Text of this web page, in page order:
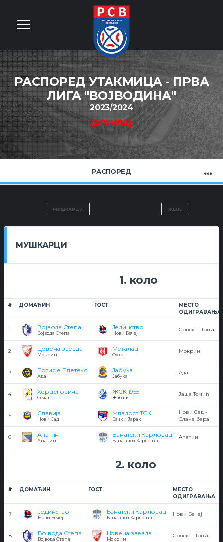
РАСПОРЕД УТАКМИЦА - ПРВА
ЛИГА ''ВОЈВОДИНА''
2023/2024
(АРХИВА)
РАСПОРЕД
МУШКАРЦИ ЖЕНЕ
МУШКАРЦИ
1. коло
# ДОМАЋИН ГОСТ
МЕСТО
ОДИГРАВАЊА
1 Војвода Степа
Војвода Степа
Јединство
Нови Бечеј
Српска Црња
2 Црвена звезда
Мокрин
Металац
Футог
Мокрин
3 Потисје Плетекс
Ада
Јабука
Јабука
Ада
4 Херцеговина
Сечањ
ЖСК 1955
Жабаљ
Јаша Томић
5 Славија
Нови Сад
Младост ТСК
Бачки Јарак
Нови Сад -
Слана бара
6 Апатин
Апатин
Банатски Карловац
Банатски Карловац
Апатин
2. коло
# ДОМАЋИН ГОСТ
МЕСТО
ОДИГРАВАЊА
7 Јединство
Нови Бечеј
Банатски Карловац
Банатски Карловац
Нови Бечеј
8 Војвода Степа
Војвода Степа
Црвена звезда
Мокрин
Српска Црња